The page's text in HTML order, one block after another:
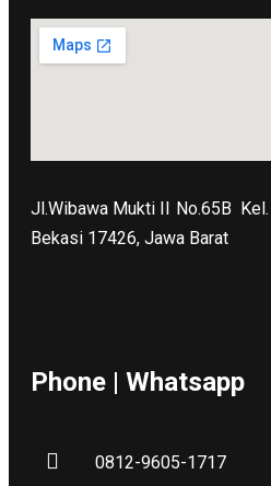
Jl.Wibawa Mukti II No.65B
Bekasi 17426, Jawa Barat
Phone | Whatsapp
0812-9605-1717